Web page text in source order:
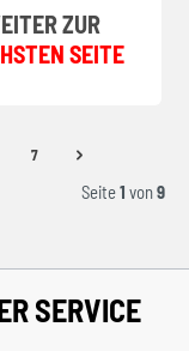
ZUR
SEITE
7
Seite1 von9
SERVICE